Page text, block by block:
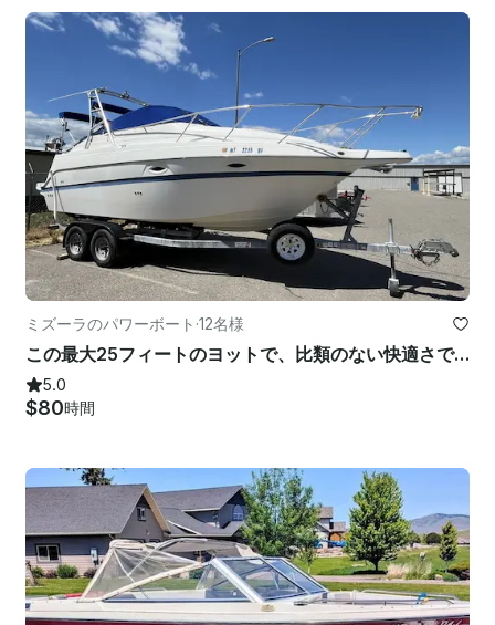
ミズーラのパワーボート ·12名様
この最大25フィートのヨットで、比類のない快適さでクルーズや釣りをしましょう
5.0
$80時間